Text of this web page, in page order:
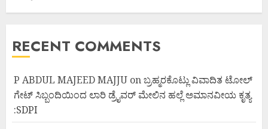
RECENT COMMENTS
P ABDUL MAJEED MAJJU onಬ್ರಹ್ಮರಕೊಟ್ಲು ವಿವಾದಿತ ಟೋಲ್
ಗೇಟ್ ಸಿಬ್ಬಂದಿಯಿಂದ ಲಾರಿ ಡ್ರೈವರ್ ಮೇಲಿನ ಹಲ್ಲೆ ಅಮಾನವೀಯ ಕೃತ್ಯ
:SDPI